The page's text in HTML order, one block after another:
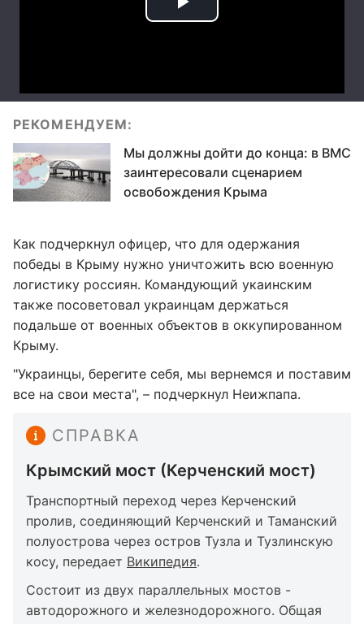
РЕКОМЕНДУЕМ:
Мы должны дойти до конца: в ВМС
заинтересовали сценарием
освобождения Крыма
Как подчеркнул офицер, что для одержания
победы в Крыму нужно уничтожить всю военную
логистику россиян. Командующий укаинским
также посоветовал украинцам держаться
подальше от военных объектов в оккупированном
Крыму.
"Украинцы, берегите себя, мы вернемся и поставим
все на свои места", – подчеркнул Неижпапа.
СПРАВКА
Крымский мост (Керченский мост)
Транспортный переход через Керченский
пролив, соединяющий Керченский и Таманский
полуострова через остров Тузла и Тузлинскую
косу, передает Википедия.
Состоит из двух параллельных мостов -
автодорожного и железнодорожного. Общая